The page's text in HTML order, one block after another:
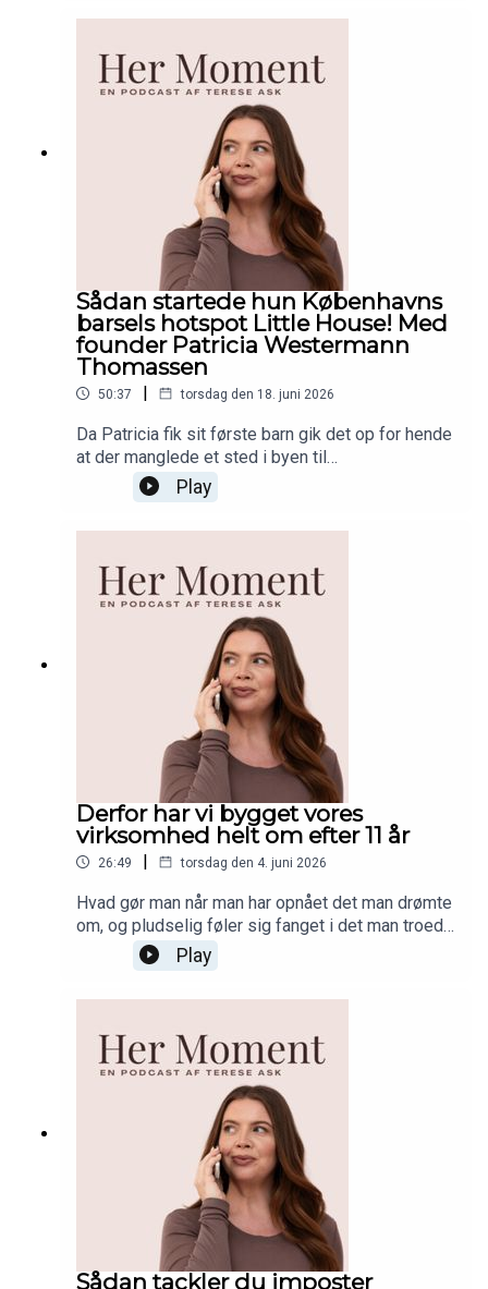
endelig episoden med en du tror trænger til at
høre netop dette. <3
Sådan startede hun Københavns
barsels hotspot Little House! Med
founder Patricia Westermann
Thomassen
50:37 | torsdag den 18. juni 2026
Da Patricia fik sit første barn gik det op for hende
at der manglede et sted i byen til
småbørnsfamilier, med fokus på leg, nærvær,
efterfødselstræning og ikke mindst ordentlig,
hør hvordan Little House blev til da Patricia og
hendes mand besluttede at åbne det, der i dag er
kendt som barsels hotspottet i København! Læs
mere om Little House og find alle seks lokationer
Play
Derfor har vi bygget vores
virksomhed helt om efter 11 år
26:49 | torsdag den 4. juni 2026
Hvad gør man når man har opnået det man drømte
om, og pludselig føler sig fanget i det man troede
var drømmearbejdslivet? I dag deler jeg en
personlig og ærlig historie om, hvordan vi har
vendt hele vores virksomhed på hovedet efter 11
gerne episoden med en som du ved har brug for
at få et lille skub til at turde at tage skridtet mod
Play
Sådan tackler du imposter